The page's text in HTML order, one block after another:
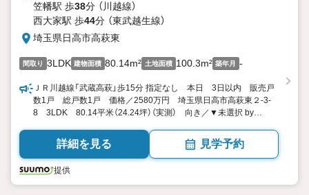
笠幡駅 歩38分 （川越線）
西大家駅 歩44分 （東武越生線）
埼玉県日高市高萩東
間取り 3LDK 建物面積 80.14m² 土地面積 100.3m² 築年月 -
ＪＲ川越線「武蔵高萩」歩15分 指定なし 本日 3日以内 販売戸
数1戸 総戸数1戸 価格／2580万円 埼玉県日高市高萩東２-3-
8 3LDK 80.14平米（24.24坪）（実測） 向き／▼未選択 by
詳細を見る 見学予約
提供